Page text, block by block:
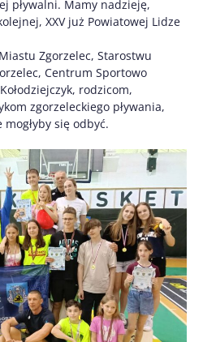
pływalni. Mamy nadzieję,
XXV już Powiatowej Lidze
Zgorzelec, Starostwu
Centrum Sportowo
rodzicom,
zgorzeleckiego pływania,
się odbyć.